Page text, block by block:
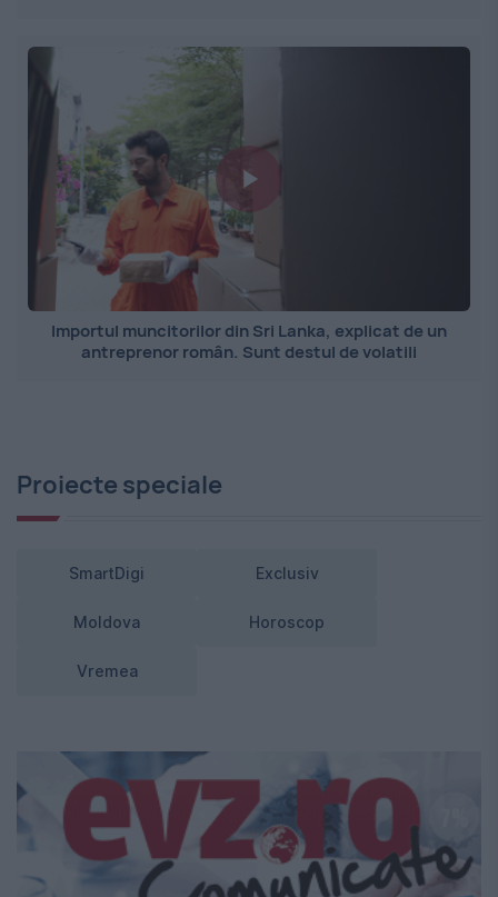
Importul muncitorilor din Sri Lanka, explicat de un
antreprenor român. Sunt destul de volatili
Proiecte speciale
SmartDigi Exclusiv
Moldova Horoscop
Vremea